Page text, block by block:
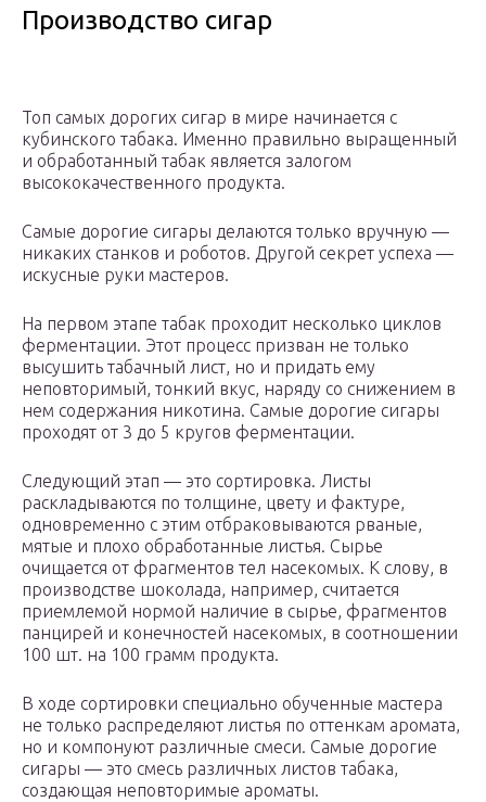
Производство сигар
Топ самых дорогих сигар в мире начинается с
кубинского табака. Именно правильно выращенный
и обработанный табак является залогом
высококачественного продукта.
Самые дорогие сигары делаются только вручную —
никаких станков и роботов. Другой секрет успеха —
искусные руки мастеров.
На первом этапе табак проходит несколько циклов
ферментации. Этот процесс призван не только
высушить табачный лист, но и придать ему
неповторимый, тонкий вкус, наряду со снижением в
нем содержания никотина. Самые дорогие сигары
проходят от 3 до 5 кругов ферментации.
Следующий этап — это сортировка. Листы
раскладываются по толщине, цвету и фактуре,
одновременно с этим отбраковываются рваные,
мятые и плохо обработанные листья. Сырье
очищается от фрагментов тел насекомых. К слову, в
производстве шоколада, например, считается
приемлемой нормой наличие в сырье, фрагментов
панцирей и конечностей насекомых, в соотношении
100 шт. на 100 грамм продукта.
В ходе сортировки специально обученные мастера
не только распределяют листья по оттенкам аромата,
но и компонуют различные смеси. Самые дорогие
сигары — это смесь различных листов табака,
создающая неповторимые ароматы.